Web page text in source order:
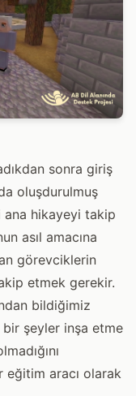
sonra giriş
oluşdurulmuş
ana hikayeyi takip
asıl amacına
görevciklerin
etmek gerekir.
bildiğimiz
şeyler inşa etme
eğitim aracı olarak